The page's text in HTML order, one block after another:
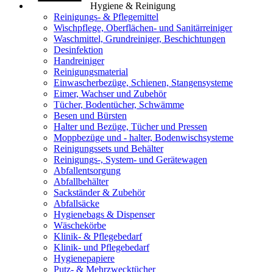
Hygiene & Reinigung
Reinigungs- & Pflegemittel
Wischpflege, Oberflächen- und Sanitärreiniger
Waschmittel, Grundreiniger, Beschichtungen
Desinfektion
Handreiniger
Reinigungsmaterial
Einwascherbezüge, Schienen, Stangensysteme
Eimer, Wachser und Zubehör
Tücher, Bodentücher, Schwämme
Besen und Bürsten
Halter und Bezüge, Tücher und Pressen
Moppbezüge und - halter, Bodenwischsysteme
Reinigungssets und Behälter
Reinigungs-, System- und Gerätewagen
Abfallentsorgung
Abfallbehälter
Sackständer & Zubehör
Abfallsäcke
Hygienebags & Dispenser
Wäschekörbe
Klinik- & Pflegebedarf
Klinik- und Pflegebedarf
Hygienepapiere
Putz- & Mehrzwecktücher